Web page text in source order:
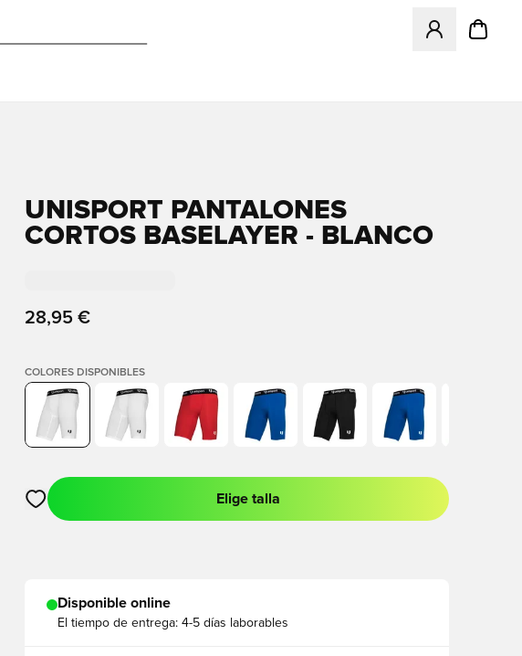
Abre un modal
UNISPORT PANTALONES
CORTOS BASELAYER - BLANCO
28,95 €
COLORES DISPONIBLES
Abre un modal para iniciar sesión o registrarse como miembro
Elige talla
Disponible online
El tiempo de entrega: 4-5 días laborables